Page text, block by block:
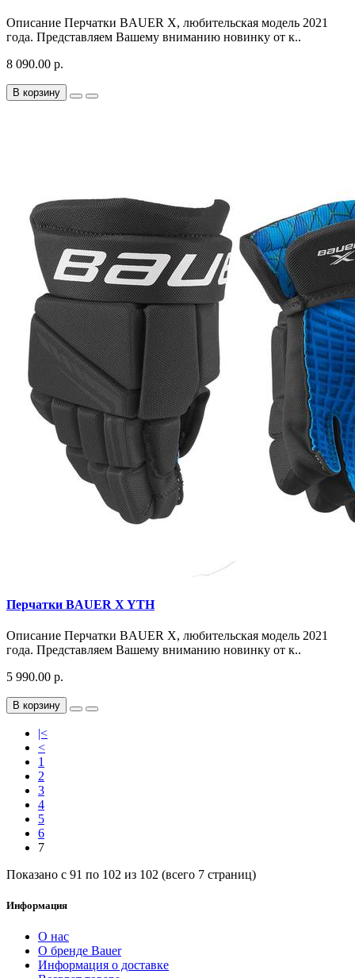
Описание Перчатки BAUER X, любительская модель 2021
года. Представляем Вашему вниманию новинку от к..
8 090.00 р.
В корзину
Перчатки BAUER X YTH
Описание Перчатки BAUER X, любительская модель 2021
года. Представляем Вашему вниманию новинку от к..
5 990.00 р.
В корзину
|<
<
1
2
3
4
5
6
7
Показано с 91 по 102 из 102 (всего 7 страниц)
Информация
О нас
О бренде Bauer
Информация о доставке